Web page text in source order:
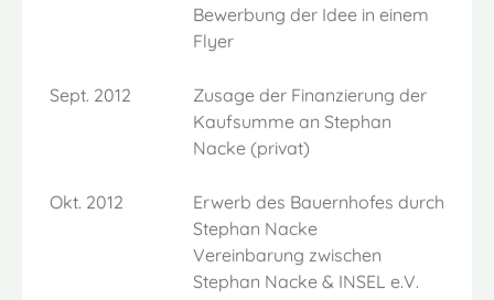
Bewerbung der Idee in einem
Flyer
Sept. 2012
Zusage der Finanzierung der
Kaufsumme an Stephan
Nacke (privat)
Okt. 2012
Erwerb des Bauernhofes durch
Stephan Nacke
Vereinbarung zwischen
Stephan Nacke & INSEL e.V.